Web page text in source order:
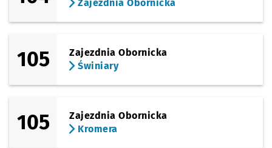
Zajezdnia Obornicka
105
Zajezdnia Obornicka
Świniary
105
Zajezdnia Obornicka
Kromera